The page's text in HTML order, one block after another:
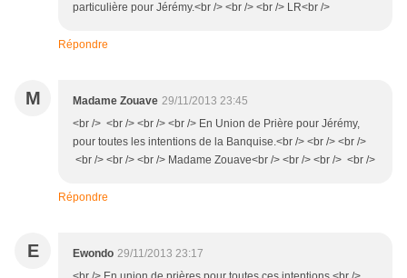
particulière pour Jérémy.<br /> <br /> <br /> LR<br />
Répondre
M Madame Zouave 29/11/2013 23:45
<br /> <br /> <br /> <br /> En Union de Prière pour Jérémy,
pour toutes les intentions de la Banquise.<br /> <br /> <br />
<br /> <br /> <br /> Madame Zouave<br /> <br /> <br /> <br />
Répondre
E Ewondo 29/11/2013 23:17